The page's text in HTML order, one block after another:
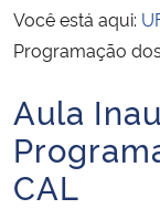
Ministério das Relações
Ministério da
Ministério da
Você está aqui:
Programação
Início do
Aula
CAL